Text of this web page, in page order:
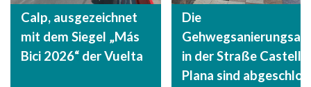
Calp, ausgezeichnet
mit dem Siegel „Más
Bici 2026“ der Vuelta
Die
in der Straße Castelló
Plana sind